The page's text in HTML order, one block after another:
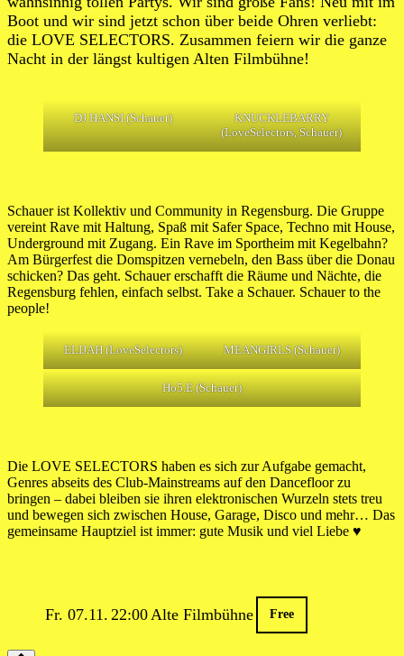
Boot und wir sind jetzt schon über beide Ohren verliebt:
die LOVE SELECTORS. Zusammen feiern wir die ganze
Nacht in der längst kultigen Alten Filmbühne!
DJ HANSI (Schauer)
KNUCKLEBARRY
(LoveSelectors, Schauer)
Schauer ist Kollektiv und Community in Regensburg. Die Gruppe
vereint Rave mit Haltung, Spaß mit Safer Space, Techno mit House,
Underground mit Zugang. Ein Rave im Sportheim mit Kegelbahn?
Am Bürgerfest die Domspitzen vernebeln, den Bass über die Donau
schicken? Das geht. Schauer erschafft die Räume und Nächte, die
Regensburg fehlen, einfach selbst. Take a Schauer. Schauer to the
people!
ELIJAH (LoveSelectors) MEANGIRLS (Schauer)
Ho5.E (Schauer)
Die LOVE SELECTORS haben es sich zur Aufgabe gemacht,
Genres abseits des Club-Mainstreams auf den Dancefloor zu
bringen – dabei bleiben sie ihren elektronischen Wurzeln stets treu
und bewegen sich zwischen House, Garage, Disco und mehr… Das
gemeinsame Hauptziel ist immer: gute Musik und viel Liebe ♥️
Fr. 07.11. 22:00 Alte Filmbühne Free